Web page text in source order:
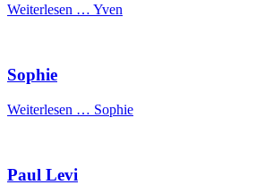
Weiterlesen … Yven
Sophie
Weiterlesen … Sophie
Paul Levi